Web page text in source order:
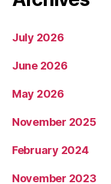
July 2026
June 2026
May 2026
November 2025
February 2024
November 2023